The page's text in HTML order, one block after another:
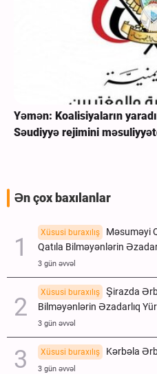
Yəmən: Koalisiyaların
Səudiyyə rejimini
Ən çox baxılanlar
Xüsusi buraxılış
Məsuməyi
Qatıla Bilməyənlərin
3 gün əvvəl
Xüsusi buraxılış
Şirazda
Bilməyənlərin Əzadarlıq
3 gün əvvəl
Xüsusi buraxılış Kərbəla
3 gün əvvəl